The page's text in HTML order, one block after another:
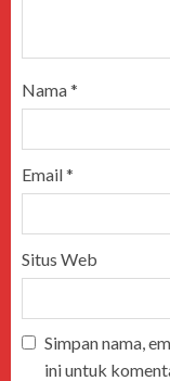
Nama*
Email*
Situs Web
Simpan nama,
ini untuk